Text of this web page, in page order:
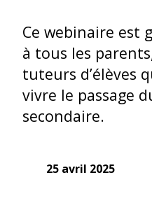
Ce webinaire est
à tous les
tuteurs d’élèves
vivre le passage
secondaire.
25 avril 2025